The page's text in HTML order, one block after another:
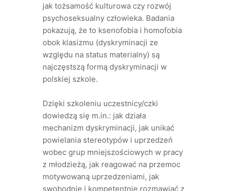
jak tożsamość kulturowa czy rozwój
psychoseksualny człowieka. Badania
pokazują, że to ksenofobia i homofobia
obok klasizmu (dyskryminacji ze
względu na status materialny) są
najczęstszą formą dyskryminacji w
polskiej szkole.
Dzięki szkoleniu uczestnicy/czki
dowiedzą się m.in.: jak działa
mechanizm dyskryminacji, jak unikać
powielania stereotypów i uprzedzeń
wobec grup mniejszościowych w pracy
z młodzieżą, jak reagować na przemoc
motywowaną uprzedzeniami, jak
swobodnie i kompetentnie rozmawiać z